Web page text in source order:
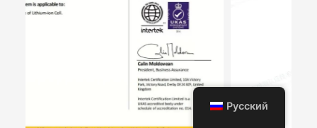
Русский